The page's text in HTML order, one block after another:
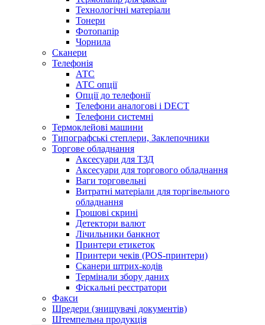
Технологічні матеріали
Тонери
Фотопапір
Чорнила
Сканери
Телефонія
АТС
АТС опції
Опції до телефонії
Телефони аналогові і DECT
Телефони системні
Термоклейові машини
Типографські степлери, Заклепочники
Торгове обладнання
Аксесуари для ТЗД
Аксесуари для торгового обладнання
Ваги торговельні
Витратні матеріали для торгівельного
обладнання
Грошові скрині
Детектори валют
Лічильники банкнот
Принтери етикеток
Принтери чеків (POS-принтери)
Сканери штрих-кодів
Термінали збору даних
Фіскальні реєстратори
Факси
Шредери (знищувачі документів)
Штемпельна продукція